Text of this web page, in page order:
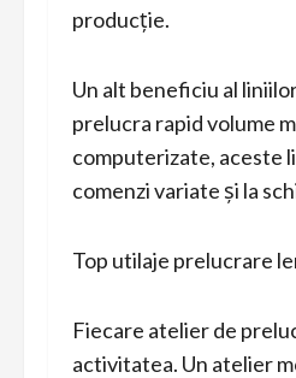
producție.
Un alt beneficiu al
prelucra rapid volume
computerizate, aceste
comenzi variate și la
Top utilaje prelucrare
Fiecare atelier de
activitatea. Un atelier